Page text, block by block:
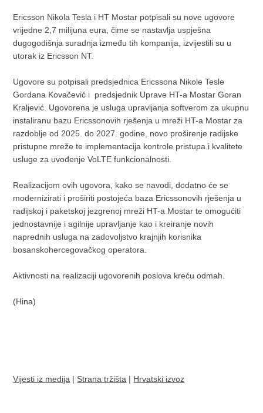
Ericsson Nikola Tesla i HT Mostar potpisali su nove ugovore
vrijedne 2,7 milijuna eura, čime se nastavlja uspješna
dugogodišnja suradnja između tih kompanija, izvijestili su u
utorak iz Ericsson NT.
Ugovore su potpisali predsjednica Ericssona Nikole Tesle
Gordana Kovačević i predsjednik Uprave HT-a Mostar Goran
Kraljević. Ugovorena je usluga upravljanja softverom za ukupnu
instaliranu bazu Ericssonovih rješenja u mreži HT-a Mostar za
razdoblje od 2025. do 2027. godine, novo proširenje radijske
pristupne mreže te implementacija kontrole pristupa i kvalitete
usluge za uvođenje VoLTE funkcionalnosti.
Realizacijom ovih ugovora, kako se navodi, dodatno će se
modernizirati i proširiti postojeća baza Ericssonovih rješenja u
radijskoj i paketskoj jezgrenoj mreži HT-a Mostar te omogućiti
jednostavnije i agilnije upravljanje kao i kreiranje novih
naprednih usluga na zadovoljstvo krajnjih korisnika
bosanskohercegovačkog operatora.
Aktivnosti na realizaciji ugovorenih poslova kreću odmah.
(Hina)
Vijesti iz medija | Strana tržišta | Hrvatski izvoz